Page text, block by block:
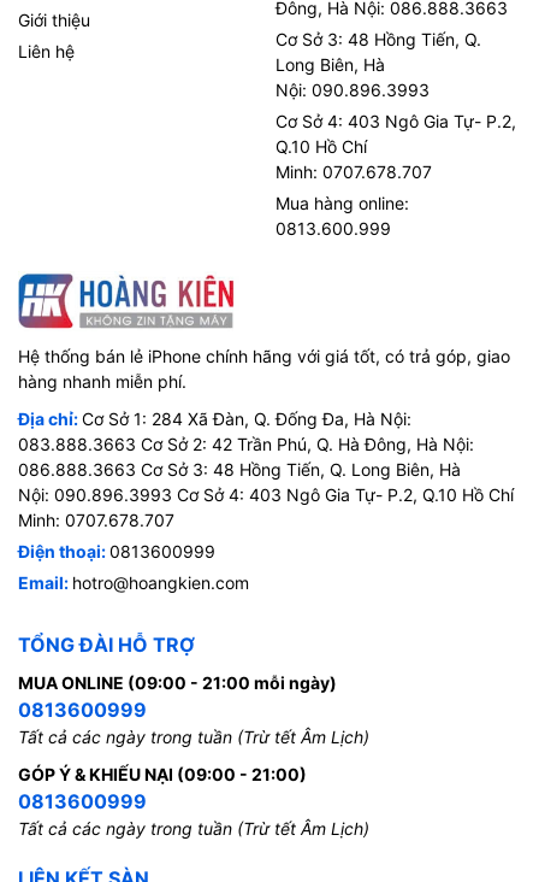
Giới thiệu
Liên hệ
Đông, Hà Nội: 086.888.3663
Cơ Sở 3: 48 Hồng Tiến, Q.
Long Biên, Hà
Nội: 090.896.3993
Cơ Sở 4: 403 Ngô Gia Tự- P.2,
Q.10 Hồ Chí
Minh: 0707.678.707
Mua hàng online:
0813.600.999
Hệ thống bán lẻ iPhone chính hãng với giá tốt, có trả góp, giao
hàng nhanh miễn phí.
Địa chỉ:Cơ Sở 1: 284 Xã Đàn, Q. Đống Đa, Hà Nội:
083.888.3663 Cơ Sở 2: 42 Trần Phú, Q. Hà Đông, Hà Nội:
086.888.3663 Cơ Sở 3: 48 Hồng Tiến, Q. Long Biên, Hà
Nội: 090.896.3993 Cơ Sở 4: 403 Ngô Gia Tự- P.2, Q.10 Hồ Chí
Minh: 0707.678.707
Điện thoại:0813600999
Email: hotro@hoangkien.com
TỔNG ĐÀI HỖ TRỢ
MUA ONLINE (09:00 - 21:00 mỗi ngày)
0813600999
Tất cả các ngày trong tuần (Trừ tết Âm Lịch)
GÓP Ý & KHIẾU NẠI (09:00 - 21:00)
0813600999
Tất cả các ngày trong tuần (Trừ tết Âm Lịch)